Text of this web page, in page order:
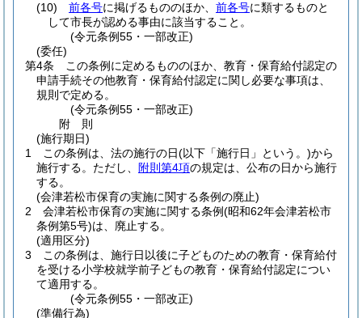
(10)
前各号に掲げるもののほか、 前各号に類するものと
して市長が認める事由に該当すること。
(令元条例55・一部改正)
(委任)
第4条
この条例に定めるもののほか、教育・保育給付認定の
申請手続その他教育・保育給付認定に関し必要な事項は、
規則で定める。
(令元条例55・一部改正)
附 則
(施行期日)
1
この条例は、法の施行の日(以下「施行日」という。)から
施行する。 ただし、 附則第4項の規定は、公布の日から施行
する。
(会津若松市保育の実施に関する条例の廃止)
2
会津若松市保育の実施に関する条例(昭和62年会津若松市
条例第5号)は、廃止する。
(適用区分)
3
この条例は、施行日以後に子どものための教育・保育給付
を受ける小学校就学前子どもの教育・保育給付認定につい
て適用する。
(令元条例55・一部改正)
(準備行為)